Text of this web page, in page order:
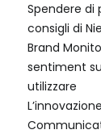
Spendere di
consigli di
Brand
sentiment
utilizzare